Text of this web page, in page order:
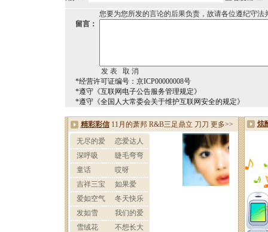
您要为您所发的言论的后果负责，故请各位遵纪守法
留言：
*经营许可证编号：京ICP00000008号
*遵守《互联网电子公告服务管理规定》
*遵守《全国人大常委会关于维护互联网安全的规定》